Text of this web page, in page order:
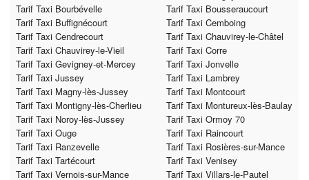
Tarif Taxi Bourbévelle
Tarif Taxi Bousseraucourt
Tarif Taxi Buffignécourt
Tarif Taxi Cemboing
Tarif Taxi Cendrecourt
Tarif Taxi Chauvirey-le-Châtel
Tarif Taxi Chauvirey-le-Vieil
Tarif Taxi Corre
Tarif Taxi Gevigney-et-Mercey
Tarif Taxi Jonvelle
Tarif Taxi Jussey
Tarif Taxi Lambrey
Tarif Taxi Magny-lès-Jussey
Tarif Taxi Montcourt
Tarif Taxi Montigny-lès-Cherlieu
Tarif Taxi Montureux-lès-Baulay
Tarif Taxi Noroy-lès-Jussey
Tarif Taxi Ormoy 70
Tarif Taxi Ouge
Tarif Taxi Raincourt
Tarif Taxi Ranzevelle
Tarif Taxi Rosières-sur-Mance
Tarif Taxi Tartécourt
Tarif Taxi Venisey
Tarif Taxi Vernois-sur-Mance
Tarif Taxi Villars-le-Pautel